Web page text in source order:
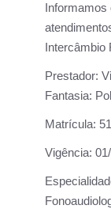
Intercâmbio
Prestador:
Fantasia:
Matrícula:
Vigência: